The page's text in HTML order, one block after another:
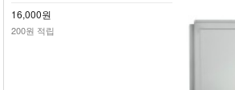
16,000원
200원 적립